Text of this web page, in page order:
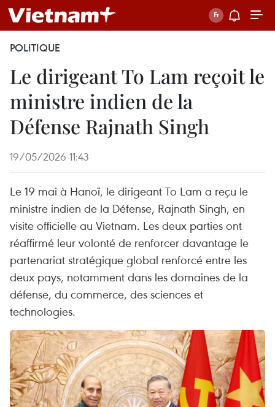
POLITIQUE
Le dirigeant To Lam reçoit le
ministre indien de la
Défense Rajnath Singh
19/05/2026 11:43
Le 19 mai à Hanoï, le dirigeant To Lam a reçu le
ministre indien de la Défense, Rajnath Singh, en
visite officielle au Vietnam. Les deux parties ont
réaffirmé leur volonté de renforcer davantage le
partenariat stratégique global renforcé entre les
deux pays, notamment dans les domaines de la
défense, du commerce, des sciences et
technologies.